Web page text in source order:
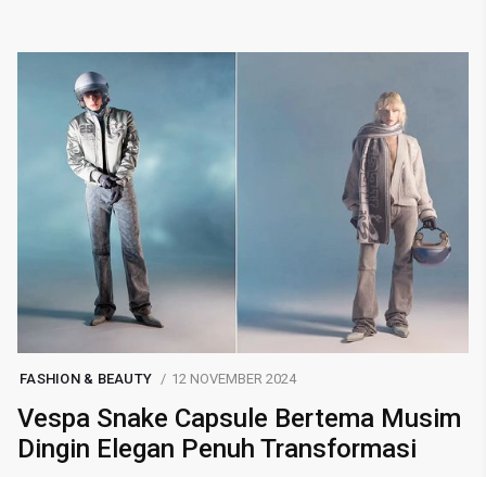
FASHION & BEAUTY 12 NOVEMBER 2024
Vespa Snake Capsule Bertema Musim
Dingin Elegan Penuh Transformasi